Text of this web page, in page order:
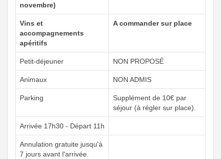
novembre)
Vins et
accompagnements
apéritifs
A commander sur place
Petit-déjeuner NON PROPOSÉ
Animaux NON ADMIS
Parking
Supplément de 10€ par
séjour (à régler sur place).
Arrivée 17h30 - Départ 11h
Annulation gratuite jusqu'à
7 jours avant l'arrivée.